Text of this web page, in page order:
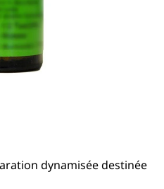
dynamisée destinée